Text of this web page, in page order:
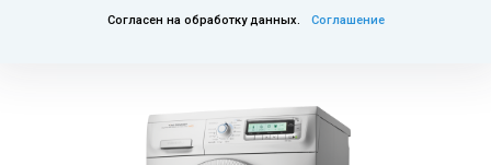
Согласен на обработку данных. Соглашение